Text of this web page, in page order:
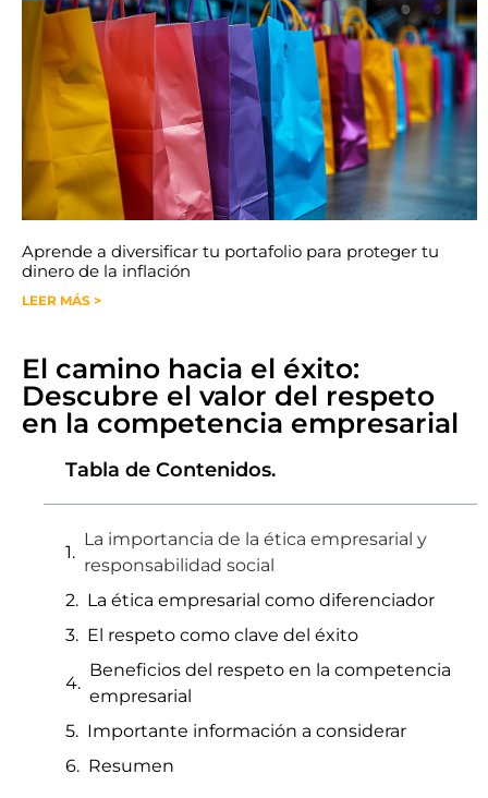
Aprende a diversificar tu portafolio para proteger tu
dinero de la inflación
LEER MÁS >
El camino hacia el éxito:
Descubre el valor del respeto
en la competencia empresarial
Tabla de Contenidos.
La importancia de la ética empresarial y
responsabilidad social
La ética empresarial como diferenciador
El respeto como clave del éxito
Beneficios del respeto en la competencia
empresarial
Importante información a considerar
Resumen